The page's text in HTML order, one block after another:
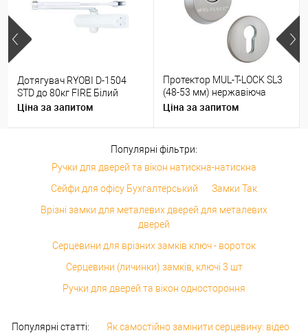
Дотягувач RYOBI D-1504
STD до 80кг FIRE Білий
Ціна за запитом
Протектор MUL-T-LOCK SL3
(48-53 мм) нержавіюча
сталь
Ціна за запитом
Популярні фільтри:
Ручки для дверей та вікон натискна-натискна
Сейфи для офісу Бухгалтерський
Замки Так
Врізні замки для металевих дверей для металевих
дверей
Серцевини для врізних замків ключ - вороток
Серцевини (личинки) замків, ключі 3 шт
Ручки для дверей та вікон одностороння
Популярні статті:
Як самостійно замінити серцевину: відео